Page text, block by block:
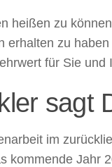
zu
zu
für Sie
sagt
im
Jahr